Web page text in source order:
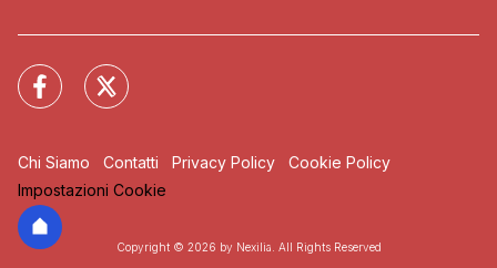
Chi Siamo Contatti Privacy Policy
Cookie Policy
Impostazioni Cookie
Copyright © 2026 by Nexilia. All Rights Reserved